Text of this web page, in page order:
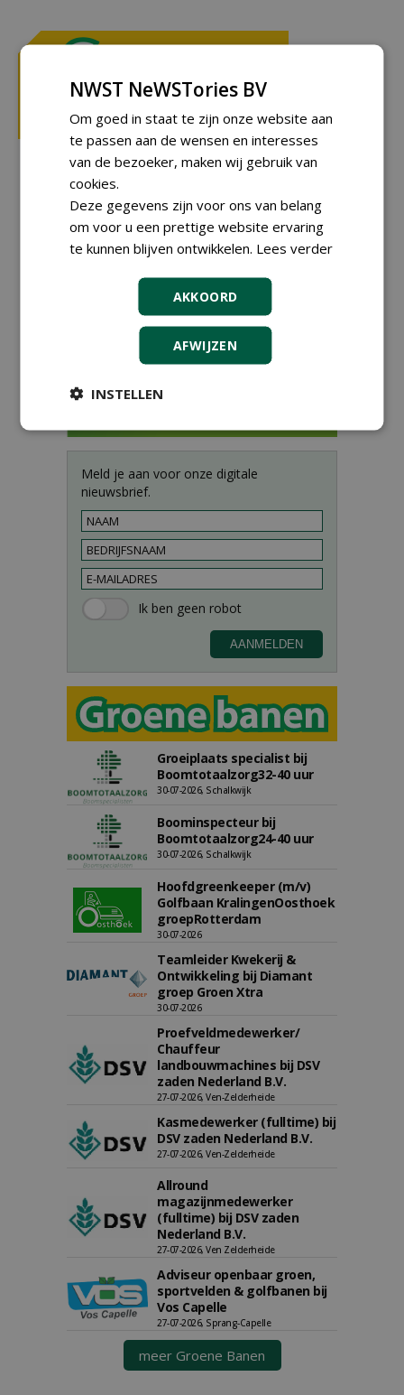
Meld je aan voor onze digitale
nieuwsbrief.
Groeiplaats specialist bij
Boomtotaalzorg32-40 uur
30-07-2026, Schalkwijk
Boominspecteur bij
Boomtotaalzorg24-40 uur
30-07-2026, Schalkwijk
Hoofdgreenkeeper (m/v)
Golfbaan KralingenOosthoek
groepRotterdam
30-07-2026
Teamleider Kwekerij &
Ontwikkeling bij Diamant
groep Groen Xtra
30-07-2026
Proefveldmedewerker/
Chauffeur
landbouwmachines bij DSV
zaden Nederland B.V.
27-07-2026, Ven-Zelderheide
Kasmedewerker (fulltime) bij
DSV zaden Nederland B.V.
27-07-2026, Ven-Zelderheide
Allround
magazijnmedewerker
(fulltime) bij DSV zaden
Nederland B.V.
27-07-2026, Ven Zelderheide
Adviseur openbaar groen,
sportvelden & golfbanen bij
Vos Capelle
27-07-2026, Sprang-Capelle
meer Groene Banen
NWST NeWSTories BV
Om goed in staat te zijn onze website aan
te passen aan de wensen en interesses
van de bezoeker, maken wij gebruik van
cookies.
Deze gegevens zijn voor ons van belang
om voor u een prettige website ervaring
te kunnen blijven ontwikkelen. Lees verder
AKKOORD
AFWIJZEN
INSTELLEN